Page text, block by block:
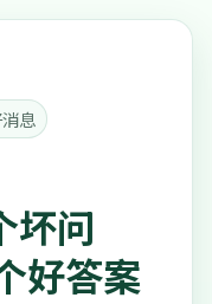
息
坏问
好答案